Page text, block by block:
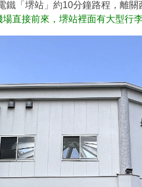
鐵「堺站」約10分鐘路程，離
場直接前來，堺站裡面有大型行